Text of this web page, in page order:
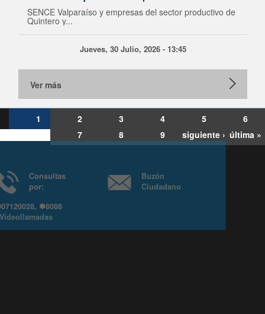
SENCE Valparaíso y empresas del sector productivo de
Quintero y...
Jueves, 30 Julio, 2026 - 13:45
Ver más
1 2 3 4 5
6
7
8 9 siguiente › última »
Consultas
6007120028, ✽8088
yVideollamadas
Ciudadano